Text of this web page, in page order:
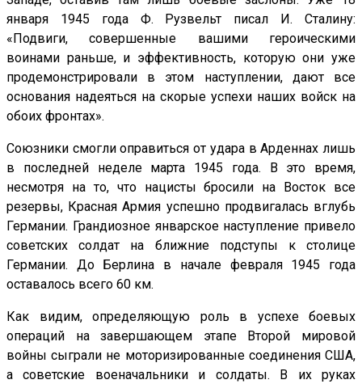
января 1945 года Ф. Рузвельт писал И. Сталину:
«Подвиги, совершенные вашими героическими
воинами раньше, и эффективность, которую они уже
продемонстрировали в этом наступлении, дают все
основания надеяться на скорые успехи наших войск на
обоих фронтах».
Союзники смогли оправиться от удара в Арденнах лишь
в последней неделе марта 1945 года. В это время,
несмотря на то, что нацисты бросили на Восток все
резервы, Красная Армия успешно продвигалась вглубь
Германии. Грандиозное январское наступление привело
советских солдат на ближние подступы к столице
Германии. До Берлина в начале февраля 1945 года
оставалось всего 60 км.
Как видим, определяющую роль в успехе боевых
операций на завершающем этапе Второй мировой
войны сыграли не моторизированные соединения США,
а советские военачальники и солдаты. В их руках